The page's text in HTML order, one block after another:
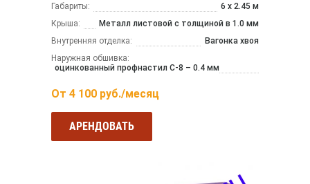
Габариты:
6 х 2.45 м
Крыша:
Металл листовой с толщиной в 1.0 мм
Внутренняя отделка:
Вагонка хвоя
Наружная обшивка:
оцинкованный профнастил С-8 – 0.4 мм
От 4 100 руб./месяц
АРЕНДОВАТЬ